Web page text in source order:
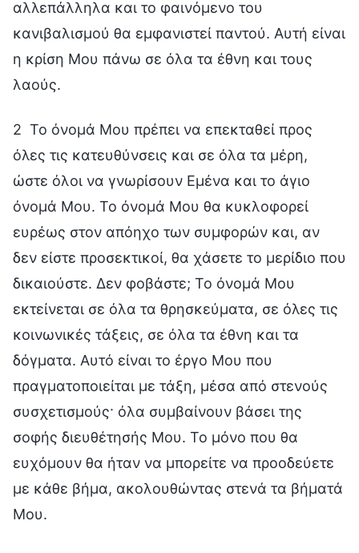
αλλεπάλληλα και το φαινόμενο του
κανιβαλισμού θα εμφανιστεί παντού. Αυτή είναι
η κρίση Μου πάνω σε όλα τα έθνη και τους
λαούς.
2 Το όνομά Μου πρέπει να επεκταθεί προς
όλες τις κατευθύνσεις και σε όλα τα μέρη,
ώστε όλοι να γνωρίσουν Εμένα και το άγιο
όνομά Μου. Το όνομά Μου θα κυκλοφορεί
ευρέως στον απόηχο των συμφορών και, αν
δεν είστε προσεκτικοί, θα χάσετε το μερίδιο που
δικαιούστε. Δεν φοβάστε; Το όνομά Μου
εκτείνεται σε όλα τα θρησκεύματα, σε όλες τις
κοινωνικές τάξεις, σε όλα τα έθνη και τα
δόγματα. Αυτό είναι το έργο Μου που
πραγματοποιείται με τάξη, μέσα από στενούς
συσχετισμούς· όλα συμβαίνουν βάσει της
σοφής διευθέτησής Μου. Το μόνο που θα
ευχόμουν θα ήταν να μπορείτε να προοδεύετε
με κάθε βήμα, ακολουθώντας στενά τα βήματά
Μου.